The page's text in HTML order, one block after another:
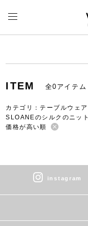
ITEM 全0アイテム
カテゴリ：テーブルウェア
SLOANEのシルクのニット
価格が高い順
instagram